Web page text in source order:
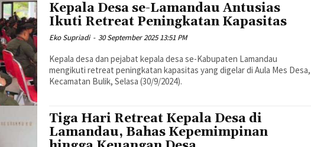
Kepala Desa se-Lamandau Antusias
Ikuti Retreat Peningkatan Kapasitas
Eko Supriadi - 30 September 2025 13:51 PM
Kepala desa dan pejabat kepala desa se-Kabupaten Lamandau
mengikuti retreat peningkatan kapasitas yang digelar di Aula Mes Desa,
Kecamatan Bulik, Selasa (30/9/2024).
Tiga Hari Retreat Kepala Desa di
Lamandau, Bahas Kepemimpinan